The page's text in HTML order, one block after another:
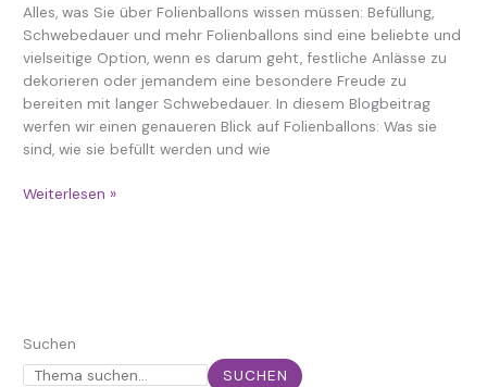
Alles, was Sie über Folienballons wissen müssen: Befüllung,
Schwebedauer und mehr Folienballons sind eine beliebte und
vielseitige Option, wenn es darum geht, festliche Anlässe zu
dekorieren oder jemandem eine besondere Freude zu
bereiten mit langer Schwebedauer. In diesem Blogbeitrag
werfen wir einen genaueren Blick auf Folienballons: Was sie
sind, wie sie befüllt werden und wie
Weiterlesen »
Suchen
SUCHEN